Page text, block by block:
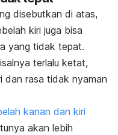
disebutkan di atas,
kiri juga bisa
yang tidak tepat.
terlalu ketat,
dan rasa tidak nyaman
kanan dan kiri
akan lebih